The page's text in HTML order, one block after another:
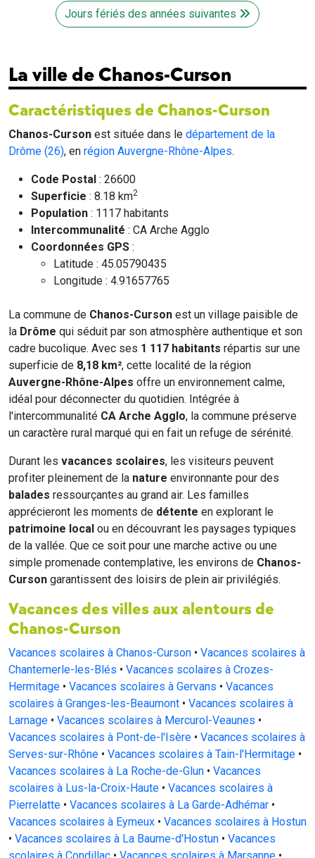
Jours fériés des années suivantes
La ville de Chanos-Curson
Caractéristiques de Chanos-Curson
Chanos-Curson est située dans le département de la
Drôme (26), en région Auvergne-Rhône-Alpes.
Code Postal : 26600
Superficie : 8.18 km2
Population : 1117 habitants
Intercommunalité : CA Arche Agglo
Coordonnées GPS :
Latitude : 45.05790435
Longitude : 4.91657765
La commune de Chanos-Curson est un village paisible de
la Drôme qui séduit par son atmosphère authentique et son
cadre bucolique. Avec ses 1 117 habitants répartis sur une
superficie de 8,18 km², cette localité de la région
Auvergne-Rhône-Alpes offre un environnement calme,
idéal pour déconnecter du quotidien. Intégrée à
l'intercommunalité CA Arche Agglo, la commune préserve
un caractère rural marqué qui en fait un refuge de sérénité.
Durant les vacances scolaires, les visiteurs peuvent
profiter pleinement de la nature environnante pour des
balades ressourçantes au grand air. Les familles
apprécieront les moments de détente en explorant le
patrimoine local ou en découvrant les paysages typiques
de la vallée. Que ce soit pour une marche active ou une
simple promenade contemplative, les environs de Chanos-
Curson garantissent des loisirs de plein air privilégiés.
Vacances des villes aux alentours de
Chanos-Curson
Vacances scolaires à Chanos-Curson • Vacances scolaires à
Chantemerle-les-Blés • Vacances scolaires à Crozes-
Hermitage • Vacances scolaires à Gervans • Vacances
scolaires à Granges-les-Beaumont • Vacances scolaires à
Larnage • Vacances scolaires à Mercurol-Veaunes •
Vacances scolaires à Pont-de-l'Isère • Vacances scolaires à
Serves-sur-Rhône • Vacances scolaires à Tain-l'Hermitage •
Vacances scolaires à La Roche-de-Glun • Vacances
scolaires à Lus-la-Croix-Haute • Vacances scolaires à
Pierrelatte • Vacances scolaires à La Garde-Adhémar •
Vacances scolaires à Eymeux • Vacances scolaires à Hostun
• Vacances scolaires à La Baume-d'Hostun • Vacances